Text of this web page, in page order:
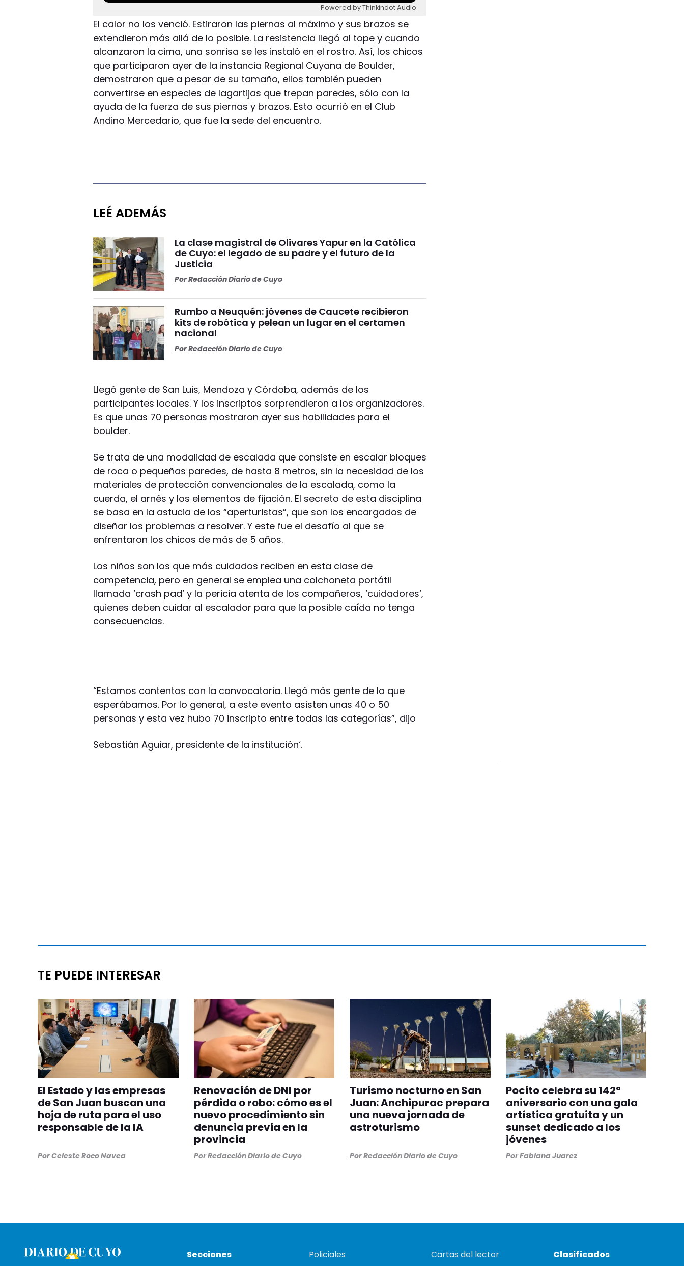
Powered by Thinkindot Audio
El calor no los venció. Estiraron las piernas al máximo y sus brazos se
extendieron más allá de lo posible. La resistencia llegó al tope y cuando
alcanzaron la cima, una sonrisa se les instaló en el rostro. Así, los chicos
que participaron ayer de la instancia Regional Cuyana de Boulder,
demostraron que a pesar de su tamaño, ellos también pueden
convertirse en especies de lagartijas que trepan paredes, sólo con la
ayuda de la fuerza de sus piernas y brazos. Esto ocurrió en el Club
Andino Mercedario, que fue la sede del encuentro.
LEÉ ADEMÁS
La clase magistral de Olivares Yapur en la Católica
de Cuyo: el legado de su padre y el futuro de la
Justicia
PorRedacción Diario de Cuyo
Rumbo a Neuquén: jóvenes de Caucete recibieron
kits de robótica y pelean un lugar en el certamen
nacional
PorRedacción Diario de Cuyo
Llegó gente de San Luis, Mendoza y Córdoba, además de los
participantes locales. Y los inscriptos sorprendieron a los organizadores.
Es que unas 70 personas mostraron ayer sus habilidades para el
boulder.
Se trata de una modalidad de escalada que consiste en escalar bloques
de roca o pequeñas paredes, de hasta 8 metros, sin la necesidad de los
materiales de protección convencionales de la escalada, como la
cuerda, el arnés y los elementos de fijación. El secreto de esta disciplina
se basa en la astucia de los “aperturistas”, que son los encargados de
diseñar los problemas a resolver. Y este fue el desafío al que se
enfrentaron los chicos de más de 5 años.
Los niños son los que más cuidados reciben en esta clase de
competencia, pero en general se emplea una colchoneta portátil
llamada ‘crash pad‘ y la pericia atenta de los compañeros, ‘cuidadores‘,
quienes deben cuidar al escalador para que la posible caída no tenga
consecuencias.
“Estamos contentos con la convocatoria. Llegó más gente de la que
esperábamos. Por lo general, a este evento asisten unas 40 o 50
personas y esta vez hubo 70 inscripto entre todas las categorías”, dijo
Sebastián Aguiar, presidente de la institución‘.
TE PUEDE INTERESAR
El Estado y las empresas
de San Juan buscan una
hoja de ruta para el uso
responsable de la IA
PorCeleste Roco Navea
Renovación de DNI por
pérdida o robo: cómo es el
nuevo procedimiento sin
denuncia previa en la
provincia
PorRedacción Diario de Cuyo
Turismo nocturno en San
Juan: Anchipurac prepara
una nueva jornada de
astroturismo
PorRedacción Diario de Cuyo
Pocito celebra su 142°
aniversario con una gala
artística gratuita y un
sunset dedicado a los
jóvenes
PorFabiana Juarez
Secciones
Policiales
Cartas del lector
Clasificados